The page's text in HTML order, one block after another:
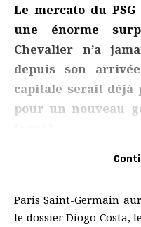
Le mercato du
une énorme
Chevalier n’a
depuis son
capitale serait déjà
pour un nouveau
de même un
Paris Saint-Germain
le dossier Diogo Costa,